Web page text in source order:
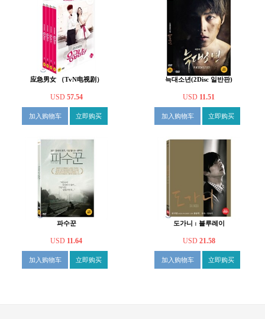
应急男女 （TvN电视剧）
USD 57.54
加入购物车 立即购买
늑대소년(2Disc 일반판)
USD 11.51
加入购物车 立即购买
파수꾼
USD 11.64
加入购物车 立即购买
도가니 : 블루레이
USD 21.58
加入购物车 立即购买